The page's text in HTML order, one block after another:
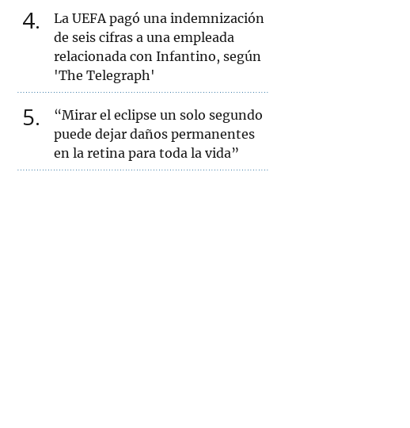
4
La UEFA pagó una indemnización
de seis cifras a una empleada
relacionada con Infantino, según
'The Telegraph'
5
“Mirar el eclipse un solo segundo
puede dejar daños permanentes
en la retina para toda la vida”